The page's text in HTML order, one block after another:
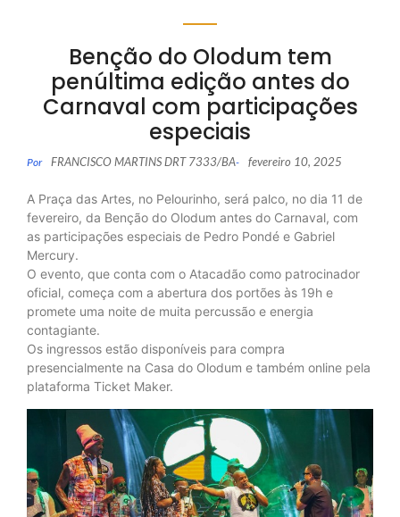
Benção do Olodum tem
penúltima edição antes do
Carnaval com participações
especiais
Por FRANCISCO MARTINS DRT 7333/BA- fevereiro 10, 2025
A Praça das Artes, no Pelourinho, será palco, no dia 11 de
fevereiro, da Benção do Olodum antes do Carnaval, com
as participações especiais de Pedro Pondé e Gabriel
Mercury.
O evento, que conta com o Atacadão como patrocinador
oficial, começa com a abertura dos portões às 19h e
promete uma noite de muita percussão e energia
contagiante.
Os ingressos estão disponíveis para compra
presencialmente na Casa do Olodum e também online pela
plataforma Ticket Maker.